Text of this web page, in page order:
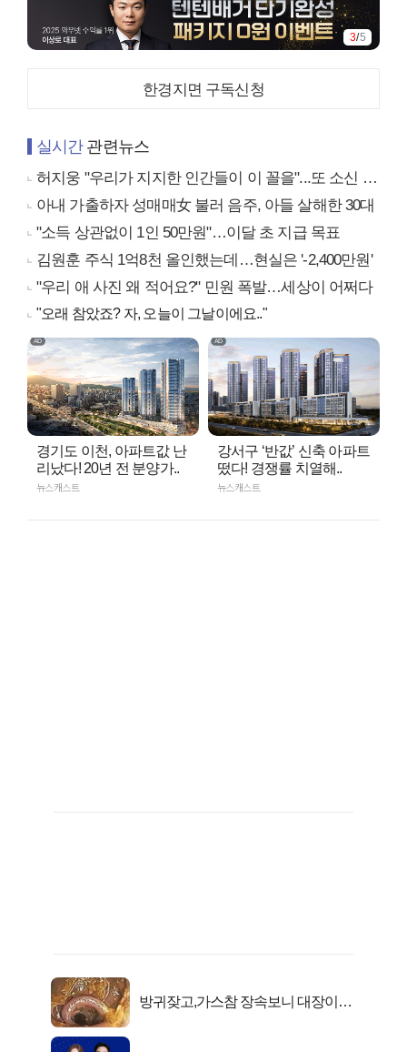
4/5
한경지면 구독신청
실시간관련뉴스
허지웅 "우리가 지지한 인간들이 이 꼴을"...또 소신 발언
아내 가출하자 성매매女 불러 음주, 아들 살해한 30대
"소득 상관없이 1인 50만원"…이달 초 지급 목표
김원훈 주식 1억8천 올인했는데…현실은 '-2,400만원'
"우리 애 사진 왜 적어요?" 민원 폭발…세상이 어쩌다
"오래 참았죠? 자, 오늘이 그날이에요.."
경기도 이천, 아파트값 난
리났다! 20년 전 분양가..
뉴스캐스트
강서구 ‘반값’ 신축 아파트
떴다! 경쟁률 치열해..
뉴스캐스트
방귀잦고,가스참 장속보니 대장이아